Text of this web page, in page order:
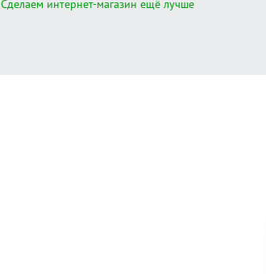
Сделаем интернет-магазин ещё лучше